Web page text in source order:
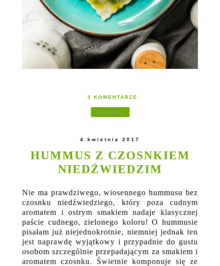
3 KOMENTARZE:
Udostępnij
4 kwietnia 2017
HUMMUS Z CZOSNKIEM
NIEDŹWIEDZIM
Nie ma prawdziwego, wiosennego hummusu bez
czosnku niedźwiedziego, który poza cudnym
aromatem i ostrym smakiem nadaje klasycznej
paście cudnego, zielonego koloru! O hummusie
pisałam już niejednokrotnie, niemniej jednak ten
jest naprawdę wyjątkowy i przypadnie do gustu
osobom szczególnie przepadającym za smakiem i
aromatem czosnku. Świetnie komponuje się ze